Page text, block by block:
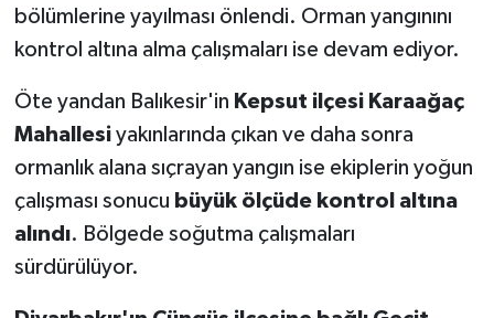
bölümlerine yayılması önlendi. Orman yangınını
kontrol altına alma çalışmaları ise devam ediyor.
Öte yandan Balıkesir'in Kepsut ilçesi Karaağaç
Mahallesiyakınlarında çıkan ve daha sonra
ormanlık alana sıçrayan yangın ise ekiplerin yoğun
çalışması sonucu büyük ölçüde kontrol altına
alındı. Bölgede soğutma çalışmaları
sürdürülüyor.